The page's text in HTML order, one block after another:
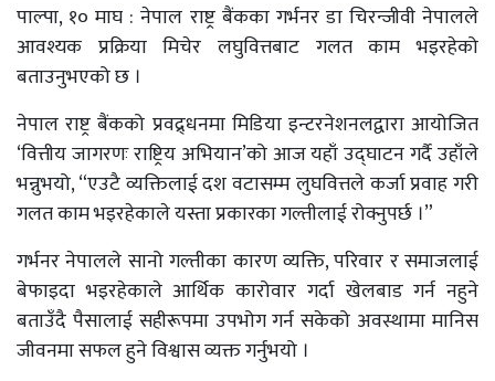
पाल्पा, १० माघ : नेपाल राष्ट्र बैंकका गर्भनर डा चिरन्जीवी नेपालले
आवश्यक प्रक्रिया मिचेर लघुवित्तबाट गलत काम भइरहेको
बताउनुभएको छ ।
नेपाल राष्ट्र बैंकको प्रवद्र्धनमा मिडिया इन्टरनेशनलद्वारा आयोजित
‘वित्तीय जागरणः राष्ट्रिय अभियान’को आज यहाँ उद्घाटन गर्दै उहाँले
भन्नुभयो, “एउटै व्यक्तिलाई दश वटासम्म लुघवित्तले कर्जा प्रवाह गरी
गलत काम भइरहेकाले यस्ता प्रकारका गल्तीलाई रोक्नुपर्छ ।”
गर्भनर नेपालले सानो गल्तीका कारण व्यक्ति, परिवार र समाजलाई
बेफाइदा भइरहेकाले आर्थिक कारोवार गर्दा खेलबाड गर्न नहुने
बताउँदै पैसालाई सहीरूपमा उपभोग गर्न सकेको अवस्थामा मानिस
जीवनमा सफल हुने विश्वास व्यक्त गर्नुभयो ।